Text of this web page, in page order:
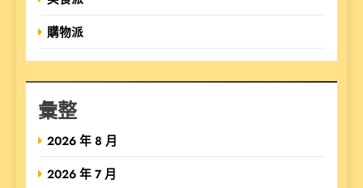
購物派
彙整
2026 年 8 月
2026 年 7 月